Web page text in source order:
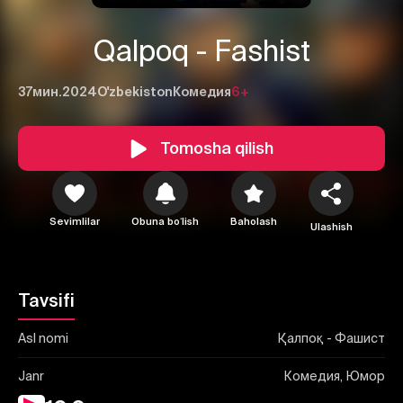
Qаlpoq - Fashist
37мин.2024O'zbekiston Комедия6+
Tomosha qilish
Sevimlilar Obuna boʻlish Baholash Ulashish
Tavsifi
Asl nomi Қалпоқ - Фашист
Janr Комедия, Юмор
1 2 3
Yuborish
Bekor qilish Tizimga kirish